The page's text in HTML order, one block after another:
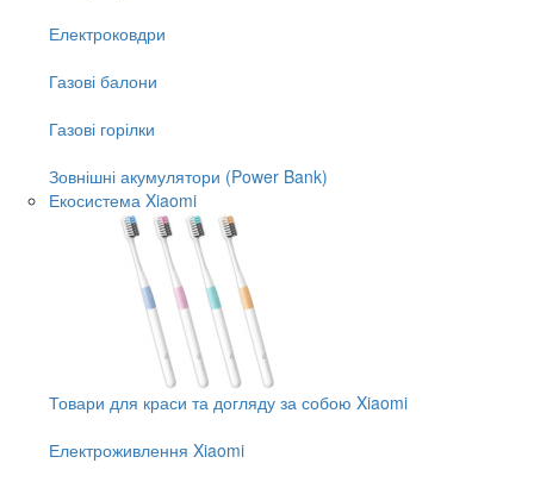
Електроковдри
Газові балони
Газові горілки
Зовнішні акумулятори (Power Bank)
Екосистема Xiaomi
Товари для краси та догляду за собою Xiaomi
Електроживлення Xiaomi